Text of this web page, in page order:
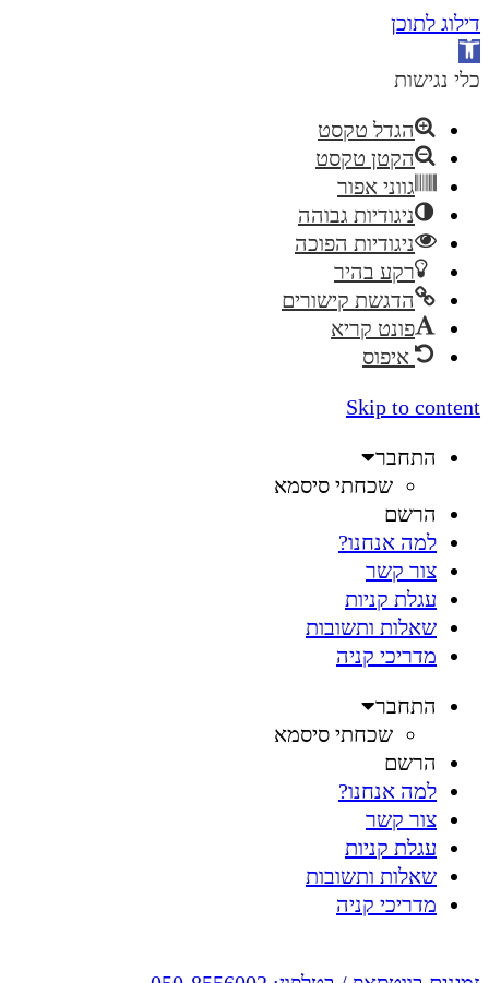
דילוג לתוכן
פתח
סרגל
כלי נגישות
הגדל טקסט
הקטן טקסט
גווני אפור
ניגודיות גבוהה
ניגודיות הפוכה
רקע בהיר
הדגשת קישורים
פונט קריא
איפוס
Skip to content
התחבר
שכחתי סיסמא
הרשם
למה אנחנו?
צור קשר
עגלת קניות
שאלות ותשובות
מדריכי קניה
התחבר
שכחתי סיסמא
הרשם
למה אנחנו?
צור קשר
עגלת קניות
שאלות ותשובות
מדריכי קניה